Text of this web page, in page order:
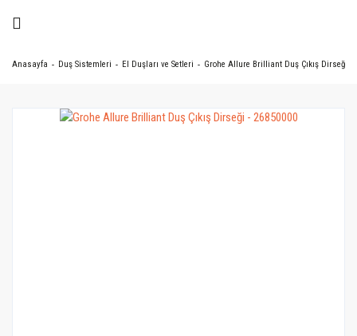
Anasayfa Duş Sistemleri El Duşları ve Setleri Grohe Allure Brilliant Duş Çıkış Dirseği -